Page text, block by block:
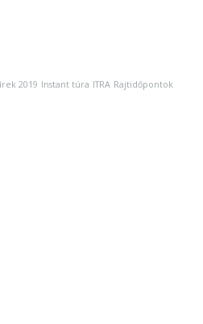
2019 Instant túra ITRA Rajtidőpontok